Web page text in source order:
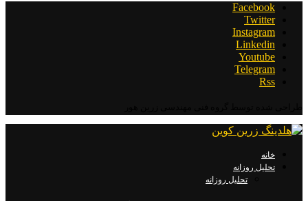
Facebook
Twitter
Instagram
Linkedin
Youtube
Telegram
Rss
خانه
تحلیل روزانه
تحلیل روزانه